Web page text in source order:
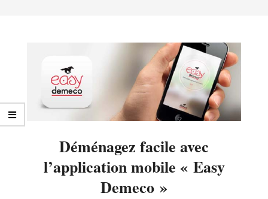
Déménagez facile avec
l’application mobile « Easy
Demeco »